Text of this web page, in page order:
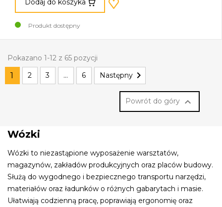
Dodaj do koszyka
Produkt dostępny
Pokazano 1-12 z 65 pozycji
1 2 3 … 6 Następny 
Powrót do góry 
Wózki
Wózki to niezastąpione wyposażenie warsztatów,
magazynów, zakładów produkcyjnych oraz placów budowy.
Służą do wygodnego i bezpiecznego transportu narzędzi,
materiałów oraz ładunków o różnych gabarytach i masie.
Ułatwiają codzienną pracę, poprawiają ergonomię oraz